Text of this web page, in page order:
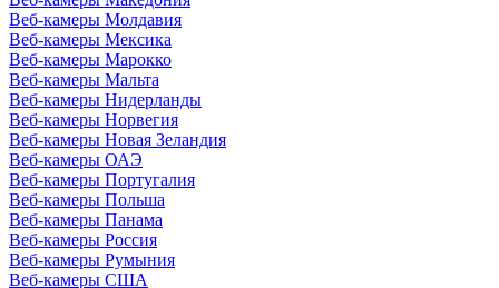
Веб-камеры Молдавия
Веб-камеры Мексика
Веб-камеры Марокко
Веб-камеры Мальта
Веб-камеры Нидерланды
Веб-камеры Норвегия
Веб-камеры Новая Зеландия
Веб-камеры ОАЭ
Веб-камеры Португалия
Веб-камеры Польша
Веб-камеры Панама
Веб-камеры Россия
Веб-камеры Румыния
Веб-камеры США